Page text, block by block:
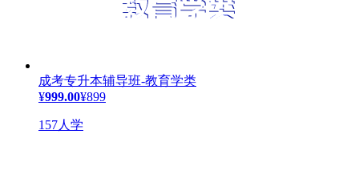
成考专升本辅导班-教育学类
¥999.00¥899
157人学